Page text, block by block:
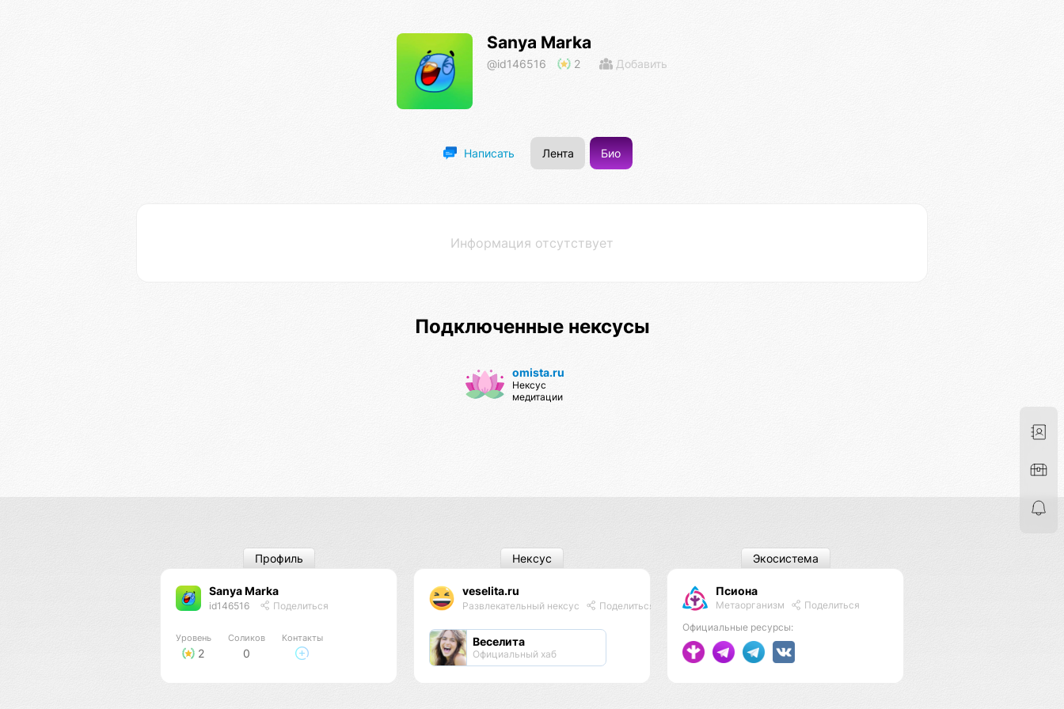
Sanya Marka
@id146516 2 Добавить
Написать Лента Био
Информация отсутствует
Подключенные нексусы
omista.ru
Нексус
медитации
Sanya Marka
id146516 Поделиться
Уровень
2
Соликов
0
Контакты
Профиль
veselita.ru
Развлекательный нексус Поделиться
Веселита
Официальный хаб
Нексус
Псиона
Метаорганизм
Поделиться
Официальные ресурсы:
Экосистема